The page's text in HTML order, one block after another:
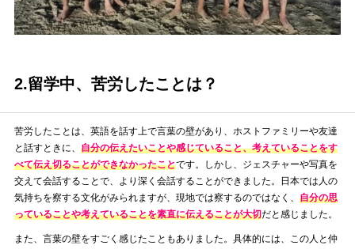
2.留学中、苦労したことは？
苦労したことは、英語を話す上で言葉の壁があり、ホストファミリーや友達
と話すときに、 自分の伝えたいことや感じていること、考えていることをす
べて伝え切ることができなかったことです。しかし、ジェスチャーや写真を
交えて会話することで、より深く会話することができました。日本では人の
気持ちを察する文化がみられますが、現地では察するのではなく、 自分の思
っていることや考えていることを素直に伝えることが大切だと感じました。
また、言葉の壁をすごく感じたこともありました。具体的には、この人と仲